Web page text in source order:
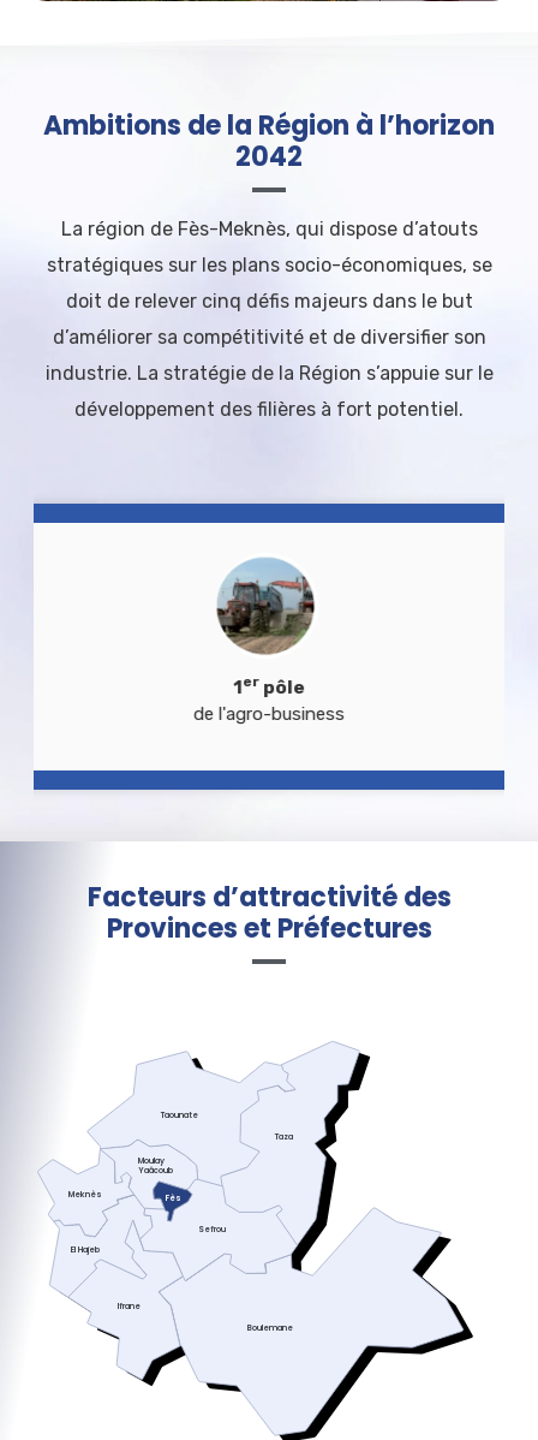
Ambitions de la Région à l’horizon
2042
La région de Fès-Meknès, qui dispose d’atouts
stratégiques sur les plans socio-économiques, se
doit de relever cinq défis majeurs dans le but
d’améliorer sa compétitivité et de diversifier son
industrie. La stratégie de la Région s’appuie sur le
développement des filières à fort potentiel.
Facteurs d’attractivité des
Provinces et Préfectures
Boulemane
Ifrane
El Hajeb
Meknès
Moulay
Yaâcoub
Taounate
Taza
Sefrou
Fès